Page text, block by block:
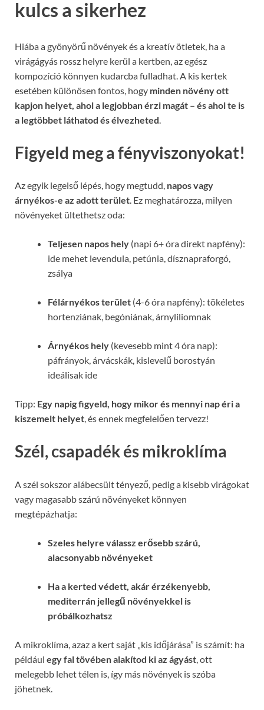
kulcs a sikerhez
Hiába a gyönyörű növények és a kreatív ötletek, ha a
virágágyás rossz helyre kerül a kertben, az egész
kompozíció könnyen kudarcba fulladhat. A kis kertek
esetében különösen fontos, hogy minden növény ott
kapjon helyet, ahol a legjobban érzi magát – és ahol te is
a legtöbbet láthatod és élvezheted.
Figyeld meg a fényviszonyokat!
Az egyik legelső lépés, hogy megtudd, napos vagy
árnyékos-e az adott terület. Ez meghatározza, milyen
növényeket ültethetsz oda:
Teljesen napos hely (napi 6+ óra direkt napfény):
ide mehet levendula, petúnia, dísznapraforgó,
zsálya
Félárnyékos terület (4-6 óra napfény): tökéletes
hortenziának, begóniának, árnyliliomnak
Árnyékos hely (kevesebb mint 4 óra nap):
páfrányok, árvácskák, kislevelű borostyán
ideálisak ide
Tipp: Egy napig figyeld, hogy mikor és mennyi nap éri a
kiszemelt helyet, és ennek megfelelően tervezz!
Szél, csapadék és mikroklíma
A szél sokszor alábecsült tényező, pedig a kisebb virágokat
vagy magasabb szárú növényeket könnyen
megtépázhatja:
Szeles helyre válassz erősebb szárú,
alacsonyabb növényeket
Ha a kerted védett, akár érzékenyebb,
mediterrán jellegű növényekkel is
próbálkozhatsz
A mikroklíma, azaz a kert saját „kis időjárása” is számít: ha
például egy fal tövében alakítod ki az ágyást , ott
melegebb lehet télen is, így más növények is szóba
jöhetnek.